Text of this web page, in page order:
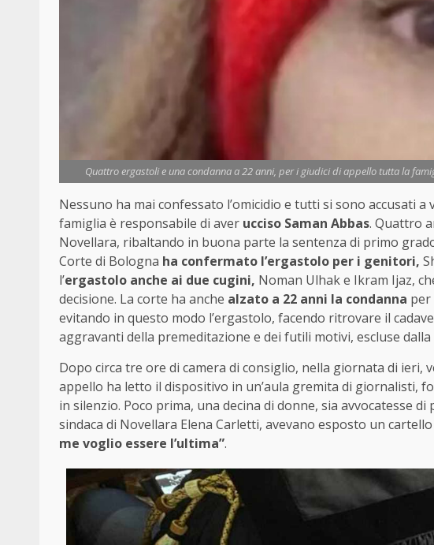
Quattro ergastoli e una condanna a 22 anni, per i giudici di appello tutta la
Nessuno ha mai confessato l’omicidio e tutti si sono accusati
famiglia è responsabile di aver ucciso Saman Abbas. Quattro
Novellara, ribaltando in buona parte la sentenza di primo
Corte di Bologna ha confermato l’ergastolo per i genitori,
l’ergastolo anche ai due cugini, Noman Ulhak e Ikram Ijaz,
decisione. La corte ha anche alzato a 22 anni la condanna per
evitando in questo modo l’ergastolo, facendo ritrovare il
aggravanti della premeditazione e dei futili motivi, escluse dalla
Dopo circa tre ore di camera di consiglio, nella giornata di ieri,
appello ha letto il dispositivo in un’aula gremita di giornalisti,
in silenzio. Poco prima, una decina di donne, sia avvocatesse
sindaca di Novellara Elena Carletti, avevano esposto un
me voglio essere l’ultima”.